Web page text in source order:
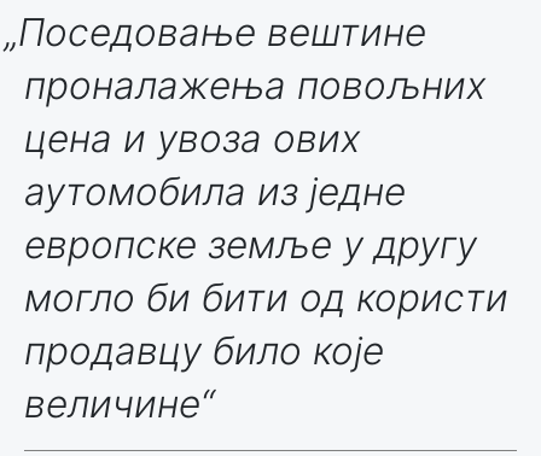
„Поседовање вештине
проналажења повољних
цена и увоза ових
аутомобила из једне
европске земље у другу
могло би бити од користи
продавцу било које
величине“